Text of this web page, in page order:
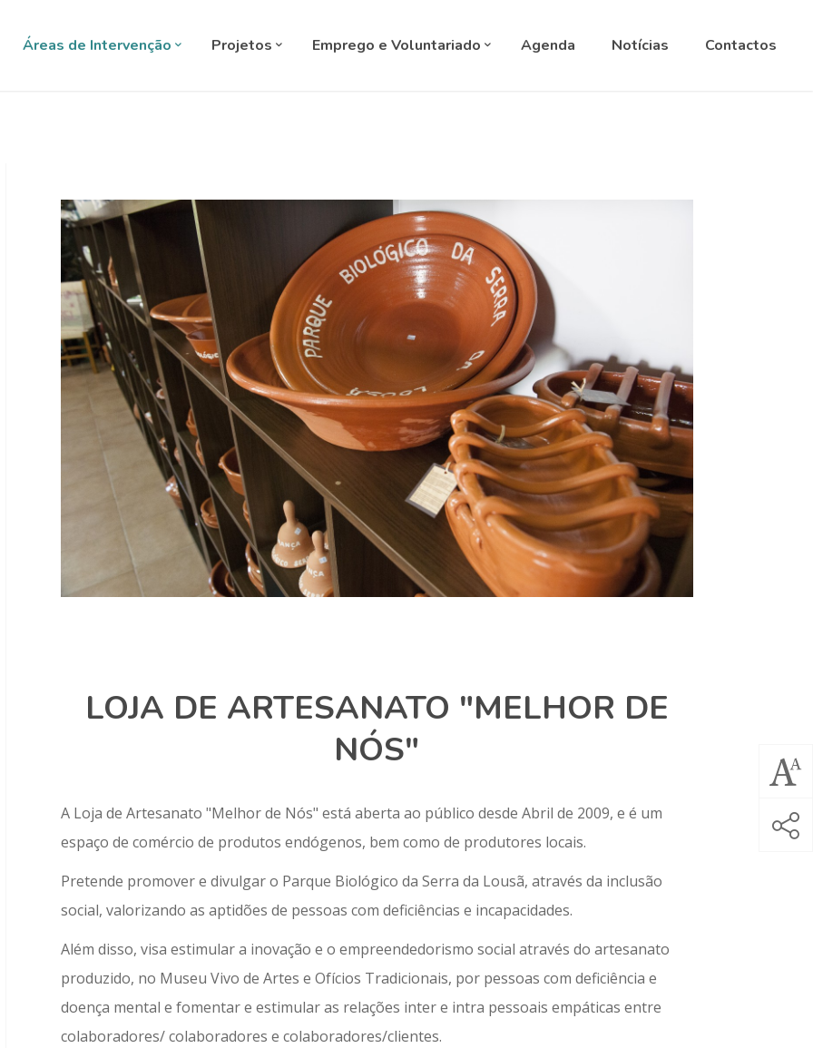
Áreas de Intervenção Projetos Emprego e Voluntariado Agenda Notícias Contactos
LOJA DE ARTESANATO "MELHOR DE
NÓS"
A Loja de Artesanato "Melhor de Nós" está aberta ao público desde Abril de 2009, e é um
espaço de comércio de produtos endógenos, bem como de produtores locais.
Pretende promover e divulgar o Parque Biológico da Serra da Lousã, através da inclusão
social, valorizando as aptidões de pessoas com deficiências e incapacidades.
Além disso, visa estimular a inovação e o empreendedorismo social através do artesanato
produzido, no Museu Vivo de Artes e Ofícios Tradicionais, por pessoas com deficiência e
doença mental e fomentar e estimular as relações inter e intra pessoais empáticas entre
colaboradores/ colaboradores e colaboradores/clientes.